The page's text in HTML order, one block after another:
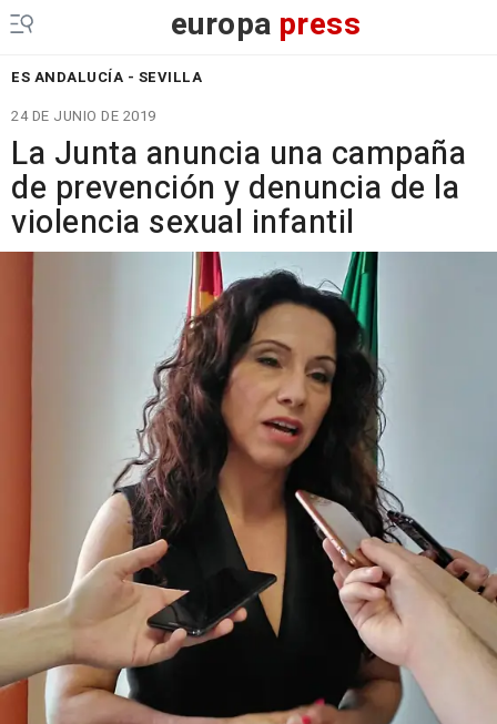
europa press
ES ANDALUCÍA - SEVILLA
24 DE JUNIO DE 2019
La Junta anuncia una campaña
de prevención y denuncia de la
violencia sexual infantil